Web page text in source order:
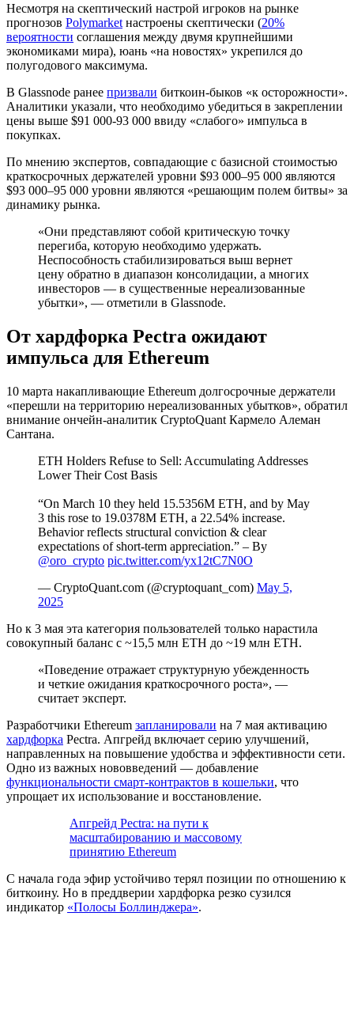
Несмотря на скептический настрой игроков на рынке
прогнозов Polymarket настроены скептически (20%
вероятности соглашения между двумя крупнейшими
экономиками мира), юань «на новостях» укрепился до
полугодового максимума.
В Glassnode ранее призвали биткоин-быков «к осторожности».
Аналитики указали, что необходимо убедиться в закреплении
цены выше $91 000-93 000 ввиду «слабого» импульса в
покупках.
По мнению экспертов, совпадающие с базисной стоимостью
краткосрочных держателей уровни $93 000–95 000 являются
$93 000–95 000 уровни являются «решающим полем битвы» за
динамику рынка.
«Они представляют собой критическую точку
перегиба, которую необходимо удержать.
Неспособность стабилизироваться выш вернет
цену обратно в диапазон консолидации, а многих
инвесторов — в существенные нереализованные
убытки», — отметили в Glassnode.
От хардфорка Pectra ожидают
импульса для Ethereum
10 марта накапливающие Ethereum долгосрочные держатели
«перешли на территорию нереализованных убытков», обратил
внимание ончейн-аналитик CryptoQuant Кармело Алеман
Сантана.
ETH Holders Refuse to Sell: Accumulating Addresses
Lower Their Cost Basis
“On March 10 they held 15.5356M ETH, and by May
3 this rose to 19.0378M ETH, a 22.54% increase.
Behavior reflects structural conviction & clear
expectations of short-term appreciation.” – By
@oro_crypto pic.twitter.com/yx12tC7N0O
— CryptoQuant.com (@cryptoquant_com) May 5,
2025
Но к 3 мая эта категория пользователей только нарастила
совокупный баланс с ~15,5 млн ETH до ~19 млн ETH.
«Поведение отражает структурную убежденность
и четкие ожидания краткосрочного роста», —
считает эксперт.
Разработчики Ethereum запланировали на 7 мая активацию
хардфорка Pectra. Апгрейд включает серию улучшений,
направленных на повышение удобства и эффективности сети.
Одно из важных нововведений — добавление
функциональности смарт-контрактов в кошельки, что
упрощает их использование и восстановление.
Апгрейд Pectra: на пути к
масштабированию и массовому
принятию Ethereum
С начала года эфир устойчиво терял позиции по отношению к
биткоину. Но в преддверии хардфорка резко сузился
индикатор «Полосы Боллинджера».